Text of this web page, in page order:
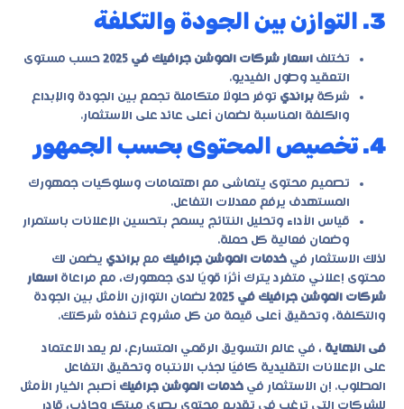
3. التوازن بين الجودة والتكلفة
تختلف اسعار شركات الموشن جرافيك في 2025
حسب مستوى
التعقيد وطول الفيديو.
شركة براندي توفر حلولًا متكاملة تجمع بين الجودة والإبداع
والكلفة المناسبة لضمان أعلى عائد على الاستثمار.
4. تخصيص المحتوى بحسب الجمهور
تصميم محتوى يتماشى مع اهتمامات وسلوكيات جمهورك
المستهدف يرفع معدلات التفاعل.
قياس الأداء وتحليل النتائج يسمح بتحسين الإعلانات باستمرار
وضمان فعالية كل حملة.
لذلك الاستثمار في خدمات الموشن جرافيك مع براندي يضمن لك
محتوى إعلاني متفرد يترك أثرًا قويًا لدى جمهورك، مع مراعاة اسعار
شركات الموشن جرافيك في 2025
لضمان التوازن الأمثل بين الجودة
والتكلفة، وتحقيق أعلى قيمة من كل مشروع تنفذه شركتك.
فى النهاية ، في عالم التسويق الرقمي المتسارع، لم يعد الاعتماد
على الإعلانات التقليدية كافيًا لجذب الانتباه وتحقيق التفاعل
المطلوب. إن الاستثمار في خدمات الموشن جرافيك أصبح الخيار الأمثل
للشركات التي ترغب في تقديم محتوى بصري مبتكر وجاذب، قادر